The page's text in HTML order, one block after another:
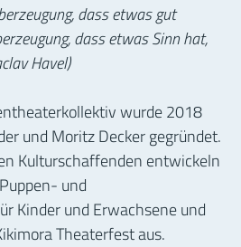
dass etwas gut
dass etwas Sinn hat,
Havel)
wurde 2018
und Moritz Decker gegründet.
Kulturschaffenden entwickeln
und
Kinder und Erwachsene und
Theaterfest aus.